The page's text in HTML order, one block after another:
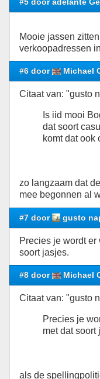
Mooie jassen
verkoopadressen
#6 door Michael
Citaat van: "gusto
Is iid mooi
dat soort
komt dat ook
zo langzaam dat
mee begonnen al
#7 door gusto
Precies je wordt
soort jasjes.
#8 door Michael
Citaat van: "gusto
Precies je
met dat soort
als de